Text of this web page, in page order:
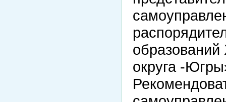
образований
округа -